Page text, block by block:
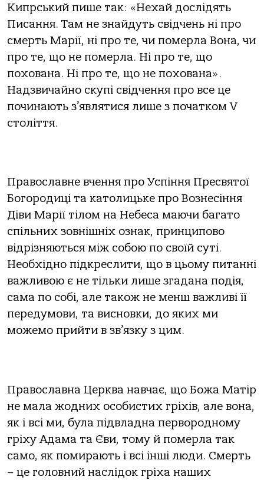
Кипрський пише так: «Нехай дослідять
Писання. Там не знайдуть свідчень ні про
смерть Марії, ні про те, чи померла Вона, чи
про те, що не померла. Ні про те, що
похована. Ні про те, що не похована».
Надзвичайно скупі свідчення про все це
починають з’являтися лише з початком V
cтоліття.
Православне вчення про Успіння Пресвятої
Богородиці та католицьке про Вознесіння
Діви Марії тілом на Небеса маючи багато
спільних зовнішніх ознак, принципово
відрізняються між собою по своїй суті.
Необхідно підкреслити, що в цьому питанні
важливою є не тільки лише згадана подія,
сама по собі, але також не менш важливі її
передумови, та висновки, до яких ми
можемо прийти в зв’язку з цим.
Православна Церква навчає, що Божа Матір
не мала жодних особистих гріхів, але вона,
як і всі ми, була підвладна первородному
гріху Адама та Єви, тому й померла так
само, як помирають і всі інші люди. Смерть
– це головний наслідок гріха наших